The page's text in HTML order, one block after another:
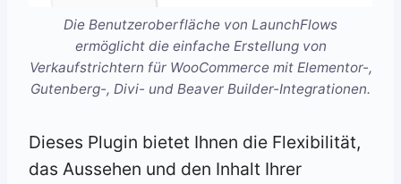
Die Benutzeroberfläche von LaunchFlows
ermöglicht die einfache Erstellung von
Verkaufstrichtern für WooCommerce mit Elementor-,
Gutenberg-, Divi- und Beaver Builder-Integrationen.
Dieses Plugin bietet Ihnen die Flexibilität,
das Aussehen und den Inhalt Ihrer